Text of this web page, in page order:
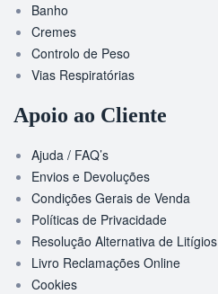
Banho
Cremes
Controlo de Peso
Vias Respiratórias
Apoio ao Cliente
Ajuda / FAQ’s
Envios e Devoluções
Condições Gerais de Venda
Políticas de Privacidade
Resolução Alternativa de Litígios
Livro Reclamações Online
Cookies